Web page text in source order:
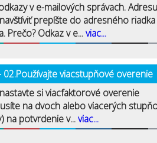
v e-mailových správach. Adresu
prepíšte do adresného riadka
Prečo? Odkaz v e...viac...
- 02.Používajte viacstupňové overenie
si viacfaktorové overenie
na dvoch alebo viacerých
na potvrdenie v...viac...